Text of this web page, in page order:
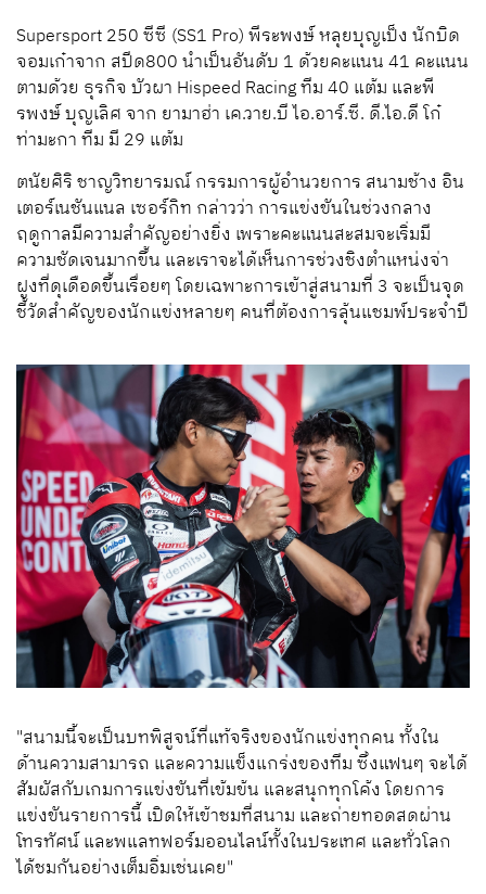
Supersport 250 ซีซี (SS1 Pro) พีระพงษ์ หลุยบุญเป็ง นักบิด
จอมเก๋าจาก สปีด800 นำเป็นอันดับ 1 ด้วยคะแนน 41 คะแนน
ตามด้วย ธุรกิจ บัวผา Hispeed Racing ทีม 40 แต้ม และพี
รพงษ์ บุญเลิศ จาก ยามาฮ่า เค.วาย.บี ไอ.อาร์.ซี. ดี.ไอ.ดี โก๋
ท่ามะกา ทีม มี 29 แต้ม
ตนัยศิริ ชาญวิทยารมณ์ กรรมการผู้อำนวยการ สนามช้าง อิน
เตอร์เนชันแนล เซอร์กิท กล่าวว่า การแข่งขันในช่วงกลาง
ฤดูกาลมีความสำคัญอย่างยิ่ง เพราะคะแนนสะสมจะเริ่มมี
ความชัดเจนมากขึ้น และเราจะได้เห็นการช่วงชิงตำแหน่งจ่า
ฝูงที่ดุเดือดขึ้นเรื่อยๆ โดยเฉพาะการเข้าสู่สนามที่ 3 จะเป็นจุด
ชี้วัดสำคัญของนักแข่งหลายๆ คนที่ต้องการลุ้นแชมพ์ประจำปี
"สนามนี้จะเป็นบทพิสูจน์ที่แท้จริงของนักแข่งทุกคน ทั้งใน
ด้านความสามารถ และความแข็งแกร่งของทีม ซึ่งแฟนๆ จะได้
สัมผัสกับเกมการแข่งขันที่เข้มข้น และสนุกทุกโค้ง โดยการ
แข่งขันรายการนี้ เปิดให้เข้าชมที่สนาม และถ่ายทอดสดผ่าน
โทรทัศน์ และพแลทฟอร์มออนไลน์ทั้งในประเทศ และทั่วโลก
ได้ชมกันอย่างเต็มอิ่มเช่นเคย"